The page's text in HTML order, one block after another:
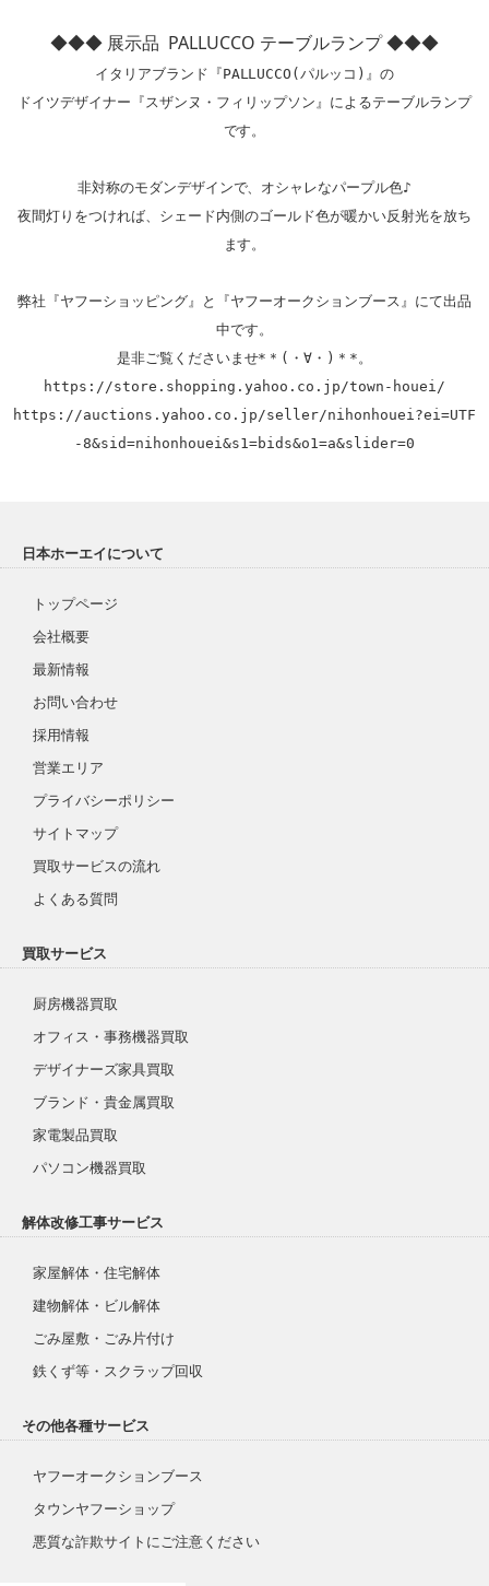
◆◆◆ 展示品 PALLUCCO テーブルランプ ◆◆◆
イタリアブランド『PALLUCCO(パルッコ)』の
ドイツデザイナー『スザンヌ・フィリップソン』によるテーブルランプ
です。
非対称のモダンデザインで、オシャレなパープル色♪
夜間灯りをつければ、シェード内側のゴールド色が暖かい反射光を放ち
ます。
弊社『ヤフーショッピング』と『ヤフーオークションブース』にて出品
中です。
https://store.shopping.yahoo.co.jp/town-houei/
https://auctions.yahoo.co.jp/seller/nihonhouei?ei=UTF
-8&sid=nihonhouei&s1=bids&o1=a&slider=0
日本ホーエイについて
トップページ
会社概要
最新情報
お問い合わせ
採用情報
営業エリア
プライバシーポリシー
サイトマップ
買取サービスの流れ
よくある質問
買取サービス
厨房機器買取
オフィス・事務機器買取
デザイナーズ家具買取
ブランド・貴金属買取
家電製品買取
パソコン機器買取
解体改修工事サービス
家屋解体・住宅解体
建物解体・ビル解体
ごみ屋敷・ごみ片付け
鉄くず等・スクラップ回収
その他各種サービス
ヤフーオークションブース
タウンヤフーショップ
悪質な詐欺サイトにご注意ください